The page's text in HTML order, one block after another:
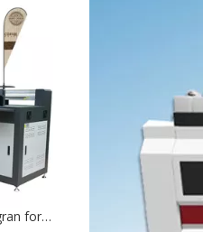
Impresora de banderas de gran formato DS3200 Impresora textil por sublimación de tela digital